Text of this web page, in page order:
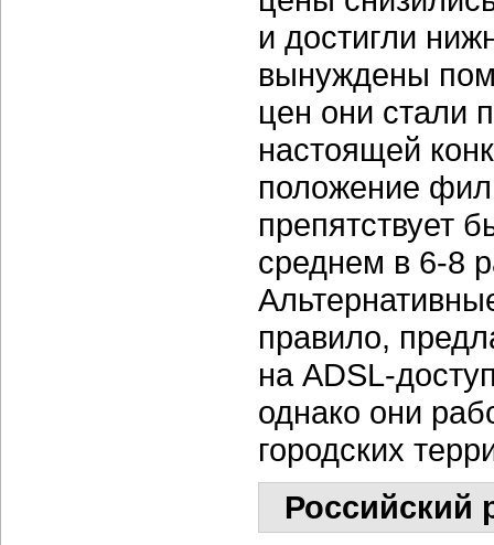
и достигли
вынуждены
цен они стали
настоящей
положение
препятствует
среднем в 6-8
правило,
на ADSL-
однако они
городских
Российский